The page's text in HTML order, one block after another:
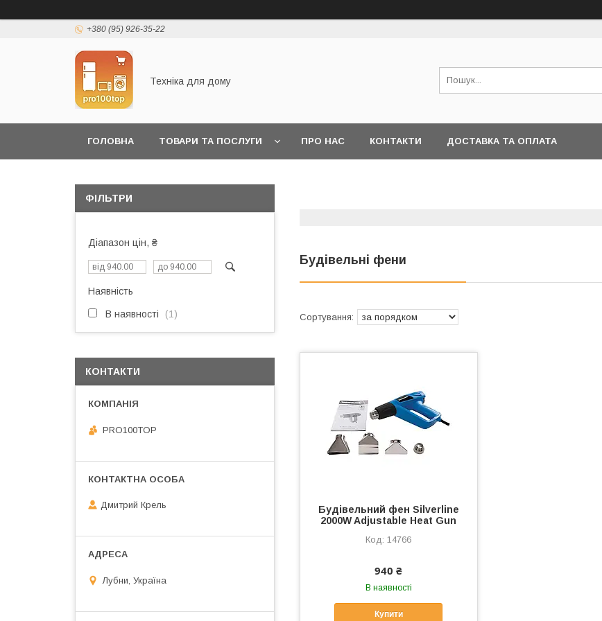
+380 (95) 926-35-22
Техніка для дому
ГОЛОВНА ТОВАРИ ТА ПОСЛУГИ ПРО НАС КОНТАКТИ ДОСТАВКА ТА ОПЛАТА
Будівельні фени
Будівельний фен Silverline
2000W Adjustable Heat Gun
14766
940 ₴
В наявності
Купити
ФІЛЬТРИ
Діапазон цін, ₴
Наявність
В наявності 1
КОНТАКТИ
PRO100TOP
Дмитрий Крель
Лубни, Україна